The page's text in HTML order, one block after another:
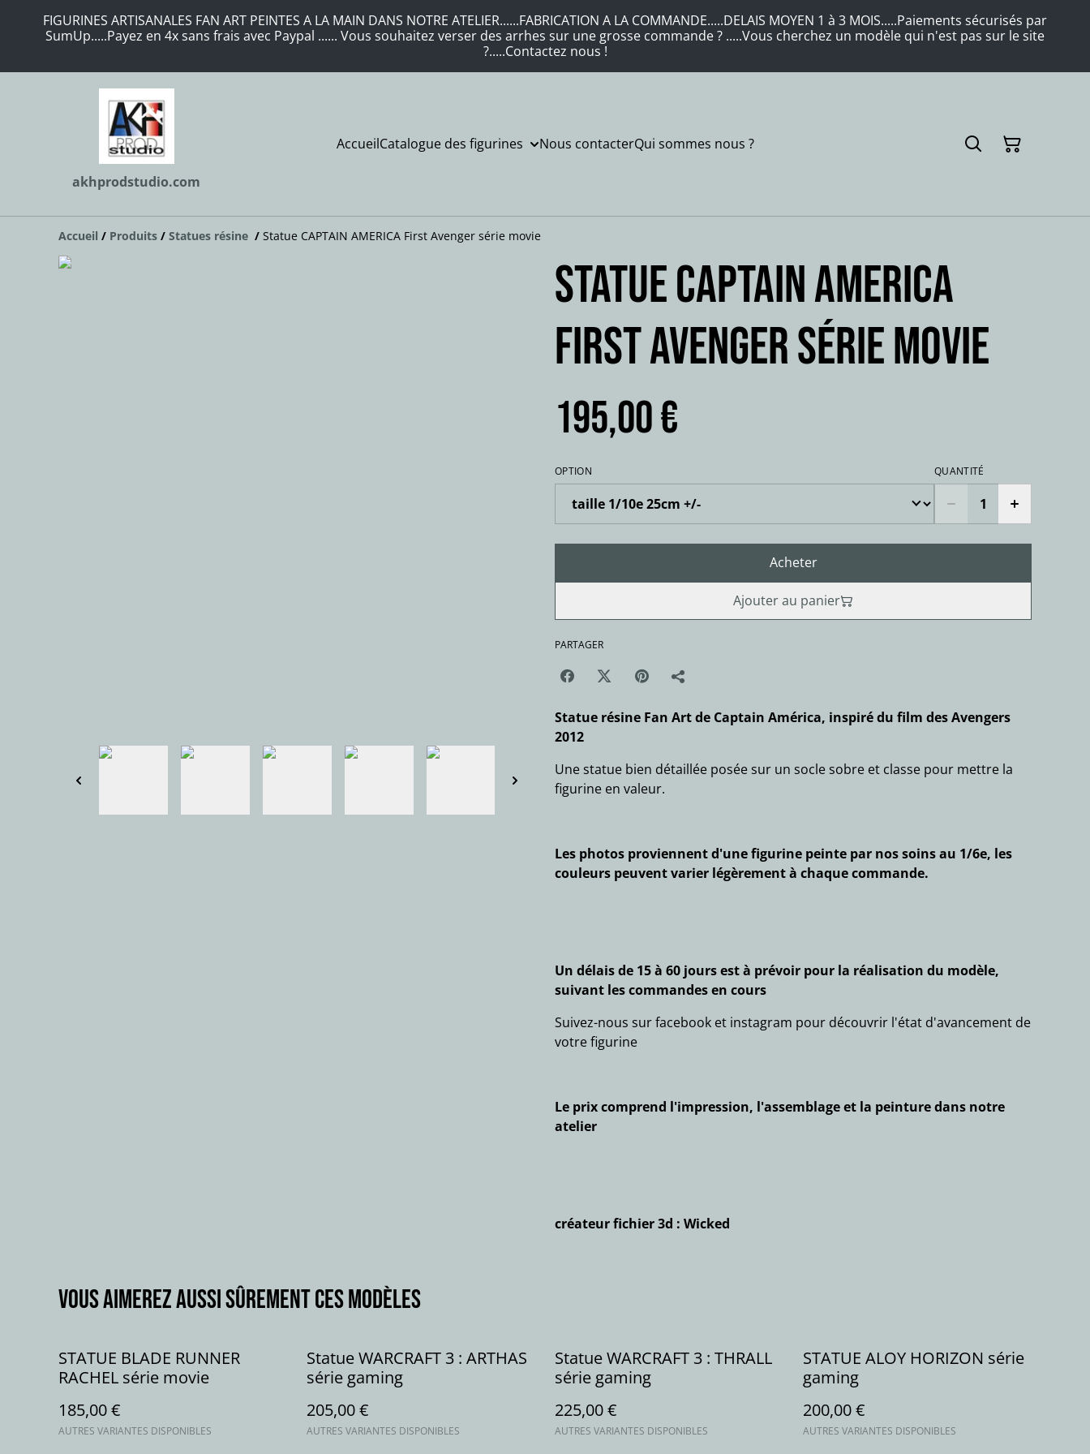
FIGURINES ARTISANALES FAN ART PEINTES A LA MAIN DANS NOTRE ATELIER......FABRICATION A LA COMMANDE.....DELAIS MOYEN 1 à 3 MOIS.....Paiements sécurisés par
SumUp.....Payez en 4x sans frais avec Paypal ...... Vous souhaitez verser des arrhes sur une grosse commande ? .....Vous cherchez un modèle qui n'est pas sur le site
?.....Contactez nous !
akhprodstudio.com
AccueilCatalogue des figurines Nous contacterQui sommes nous ?
Accueil / Produits / Statues résine / Statue CAPTAIN AMERICA First Avenger série movie
Statue CAPTAIN AMERICA
First Avenger série movie
195,00 €
OPTION QUANTITÉ
Acheter
Ajouter au panier
PARTAGER
Statue résine Fan Art de Captain América, inspiré du film des Avengers
2012
Une statue bien détaillée posée sur un socle sobre et classe pour mettre la
figurine en valeur.
Les photos proviennent d'une figurine peinte par nos soins au 1/6e, les
couleurs peuvent varier légèrement à chaque commande.
Un délais de 15 à 60 jours est à prévoir pour la réalisation du modèle,
suivant les commandes en cours
Suivez-nous sur facebook et instagram pour découvrir l'état d'avancement de
votre figurine
Le prix comprend l'impression, l'assemblage et la peinture dans notre
atelier
créateur fichier 3d : Wicked
Vous aimerez aussi sûrement ces modèles
STATUE BLADE RUNNER
RACHEL série movie
185,00 €
AUTRES VARIANTES DISPONIBLES
Statue WARCRAFT 3 : ARTHAS
série gaming
205,00 €
AUTRES VARIANTES DISPONIBLES
Statue WARCRAFT 3 : THRALL
série gaming
225,00 €
AUTRES VARIANTES DISPONIBLES
STATUE ALOY HORIZON série
gaming
200,00 €
AUTRES VARIANTES DISPONIBLES